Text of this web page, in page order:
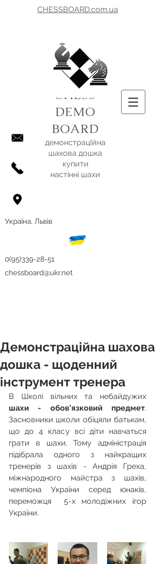
CHESSBOARD.com.ua
CHESS
DEMO
BOARD
демонстрацІйна
шахова дошка
купити
настінні шахи
Україна, Львів
0(95)339-28-51
chessboard@ukr.net
Демонстраційна шахова
дошка - щоденний
інструмент тренера
В Школі вільних та небайдужих
шахи - обов’язковий предмет.
Засновники школи обіцяли батькам,
що до 4 класу всі діти навчаться
грати в шахи. Тому адміністрація
підібрала одного з найкращих
тренерів з шахів - Андрія Греха,
міжнародного майстра з шахів,
чемпіона України серед юнаків,
переможця  5-х молодіжних ігор
України.